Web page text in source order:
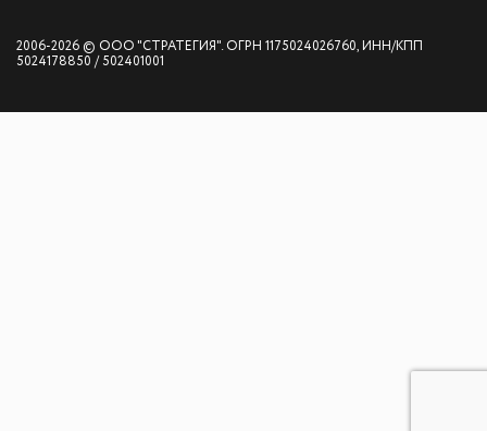
2006-2026 © ООО "СТРАТЕГИЯ". ОГРН 1175024026760, ИНН/КПП
5024178850 / 502401001